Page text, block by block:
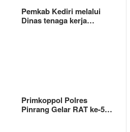
Pemkab Kediri melalui
Dinas tenaga kerja…
Primkoppol Polres
Pinrang Gelar RAT ke-5…